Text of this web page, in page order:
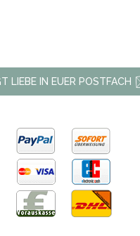
LIEBE IN EUER POSTFACH